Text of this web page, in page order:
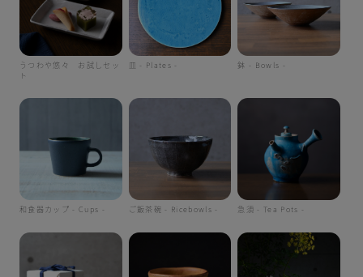
うつわや悠々 お試しセッ
ト
皿 - Plates - 鉢 - Bowls -
和食器カップ - Cups - ご飯茶碗 - Ricebowls - 急須 - Tea Pots -